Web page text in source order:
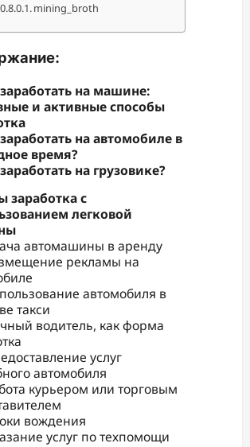
mining_broth
на машине:
и активные способы
на автомобиле в
время?
на грузовике?
заработка с
легковой
автомашины в аренду
рекламы на
автомобиля в
такси
водитель, как форма
услуг
автомобиля
курьером или торговым
вождения
услуг по техпомощи